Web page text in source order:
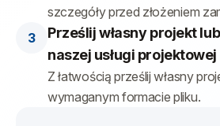
szczegóły przed złożeniem
Prześlij własny projekt
naszej usługi projektowej
Z łatwością prześlij własny
wymaganym formacie pliku.